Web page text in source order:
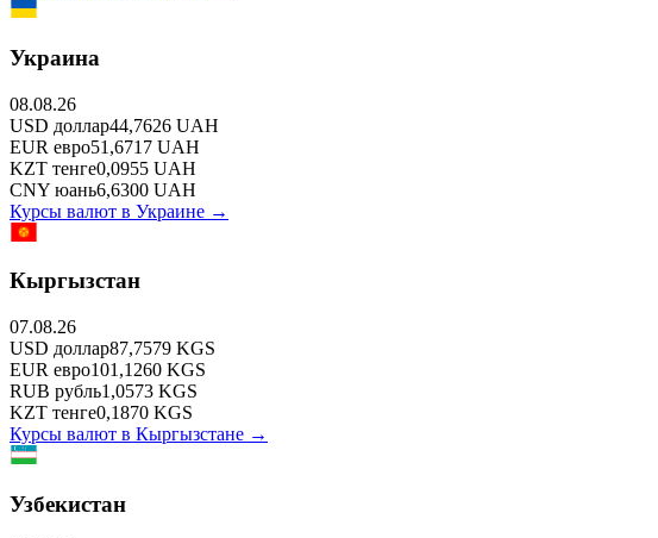
Украина
08.08.26
USD доллар44,7626 UAH
EUR евро51,6717 UAH
KZT тенге0,0955 UAH
CNY юань6,6300 UAH
Курсы валют в Украине →
Кыргызстан
07.08.26
USD доллар87,7579 KGS
EUR евро101,1260 KGS
RUB рубль1,0573 KGS
KZT тенге0,1870 KGS
Курсы валют в Кыргызстане →
Узбекистан